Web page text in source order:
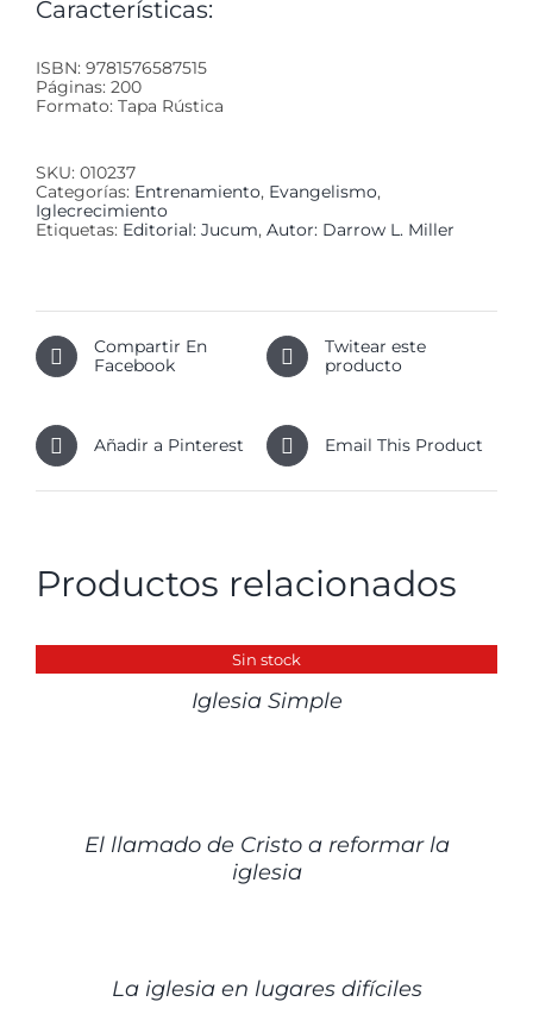
Características:
ISBN: 9781576587515
Páginas: 200
Formato: Tapa Rústica
SKU: 010237
Categorías: Entrenamiento, Evangelismo,
Iglecrecimiento
Etiquetas: Editorial: Jucum, Autor: Darrow L. Miller
Compartir En
Facebook
Twitear este
producto
Añadir a Pinterest Email This Product
Productos relacionados
Sin stock
Iglesia Simple
El llamado de Cristo a reformar la
iglesia
La iglesia en lugares difíciles